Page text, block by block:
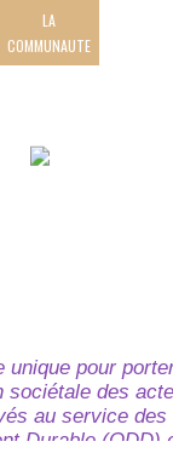
LA
COMMUNAUTE
unique pour
sociétale des
au service
Durable (ODD)